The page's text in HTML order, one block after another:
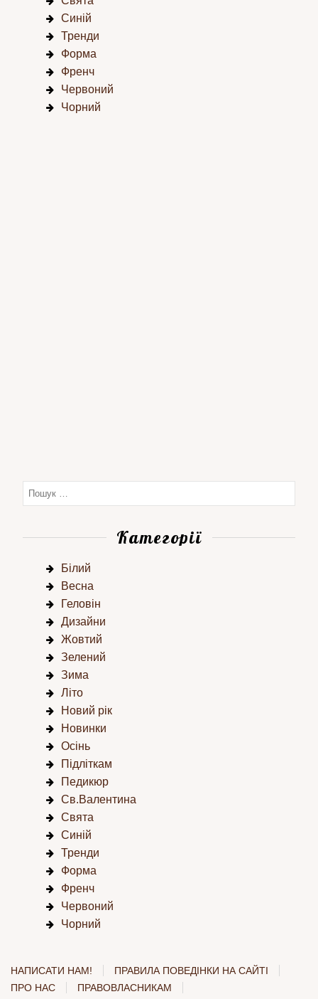
Синій
Тренди
Форма
Френч
Червоний
Чорний
Категорії
Білий
Весна
Геловін
Дизайни
Жовтий
Зелений
Зима
Літо
Новий рік
Новинки
Осінь
Підліткам
Педикюр
Св.Валентина
Свята
Синій
Тренди
Форма
Френч
Червоний
Чорний
НАПИСАТИ НАМ!
ПРАВИЛА ПОВЕДІНКИ НА САЙТІ
ПРО НАС
ПРАВОВЛАСНИКАМ